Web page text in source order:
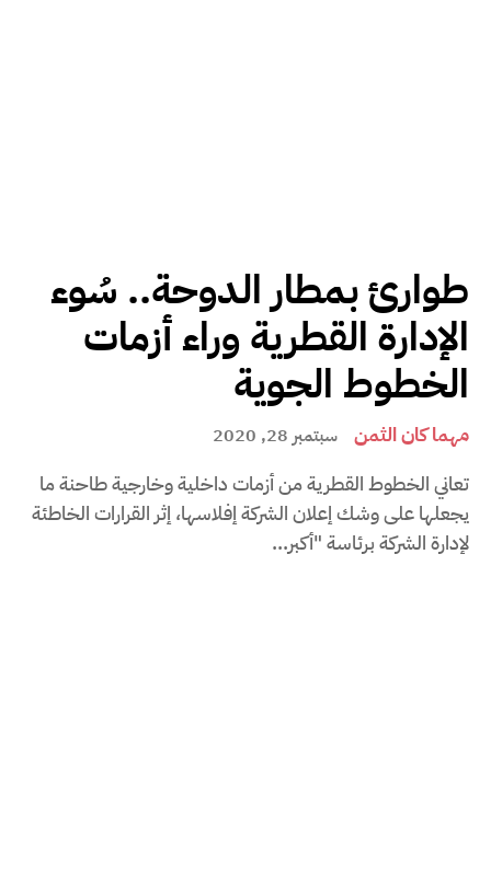
طوارئ بمطار الدوحة.. سُوء
الإدارة القطرية وراء أزمات
الخطوط الجوية
مهما كان الثمن سبتمبر 28, 2020
تعاني الخطوط القطرية من أزمات داخلية وخارجية طاحنة ما
يجعلها على وشك إعلان الشركة إفلاسها، إثر القرارات الخاطئة
لإدارة الشركة برئاسة "أكبر...